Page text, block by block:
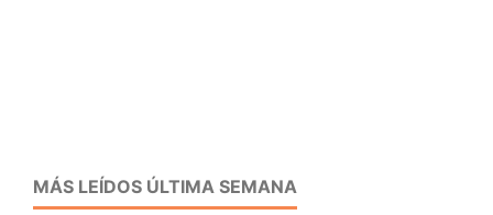
MÁS LEÍDOS ÚLTIMA SEMANA